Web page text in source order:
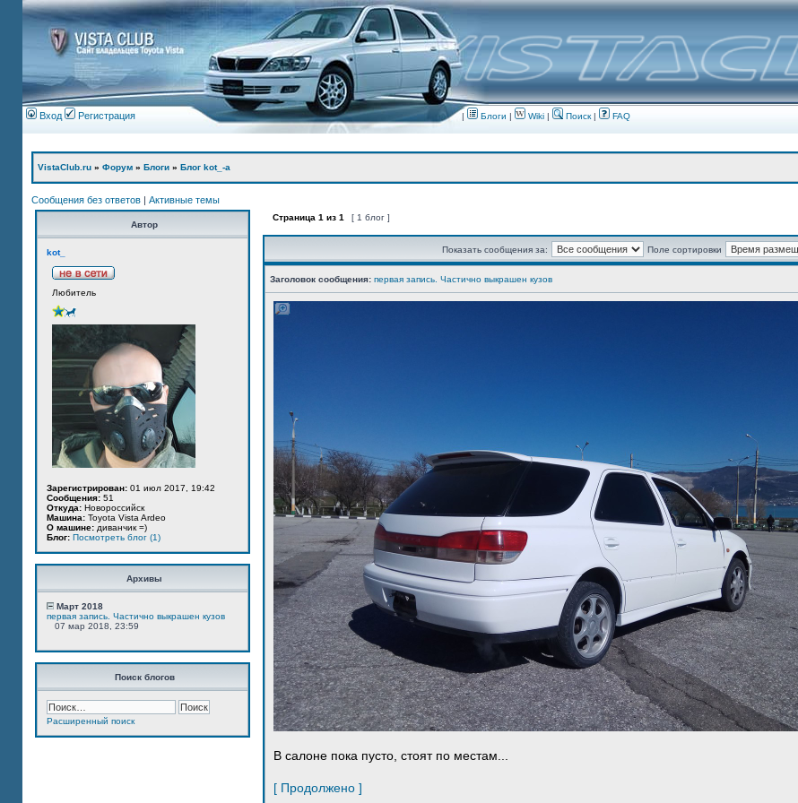
Вход Регистрация | Блоги | Wiki | Поиск| FAQ
VistaClub.ru » Форум » Блоги » Блог kot_-а
Сообщения без ответов | Активные темы
Автор
kot_
Любитель
Зарегистрирован: 01 июл 2017, 19:42
Сообщения: 51
Откуда: Новороссийск
Машина: Toyota Vista Ardeo
О машине: диванчик =)
Блог: Посмотреть блог (1)
Архивы
Март 2018
первая запись. Частично выкрашен кузов
07 мар 2018, 23:59
Поиск блогов
Расширенный поиск
Страница 1 из 1 [ 1 блог ]
Показать сообщения за: Поле сортировки
Заголовок сообщения: первая запись. Частично выкрашен кузов
В салоне пока пусто, стоят по местам...
[ Продолжено ]